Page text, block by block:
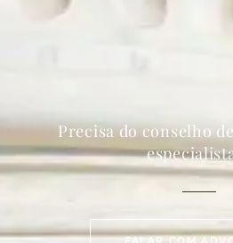
Precisa do conselho